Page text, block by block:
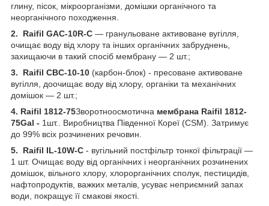
глину, пісок, мікроорганізми, домішки органічного та
неорганічного походження.
2. Raifil GAC-10R-C — гранульоване активоване вугілля,
очищає воду від хлору та інших органічних забруднень,
захищаючи в такий спосіб мембрану — 2 шт.;
3. Raifil CBC-10-10 (карбон-блок) - пресоване активоване
вугілля, доочищає воду від хлору, органіки та механічних
домішок — 2 шт.;
4. Raifil 1812-75Зворотноосмотична мембрана Raifil 1812-
75Gal - 1шт.. Виробництва Південної Кореї (CSM). Затримує
до 99% всіх розчинених речовин.
5. Raifil IL-10W-C - вугільний постфільтр тонкої фільтрації —
1 шт. Очищає воду від органічних і неорганічних розчинених
домішок, вільного хлору, хлорорганічних сполук, пестицидів,
нафтопродуктів, важких металів, усуває неприємний запах
води, покращує її смакові якості.